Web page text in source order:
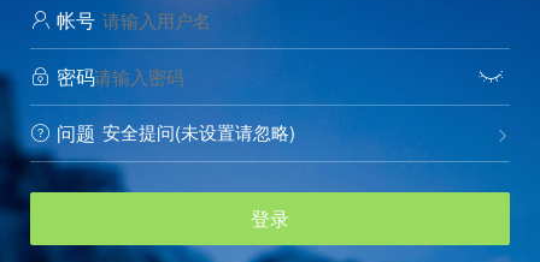
 帐号
 密码 
 问题 
安全提问(未设置请忽略)
登录